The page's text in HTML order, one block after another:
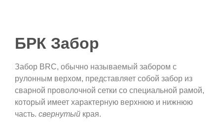
БРК Забор
Забор BRC, обычно называемый забором с
рулонным верхом, представляет собой забор из
сварной проволочной сетки со специальной рамой,
который имеет характерную верхнюю и нижнюю
часть. свернутый края.